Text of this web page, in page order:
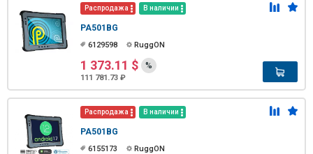
Распродажа В наличии
PA501BG
6129598 RuggON
1 373.11 $
111 781.73 ₽
%
Распродажа В наличии
PA501BG
6155173 RuggON